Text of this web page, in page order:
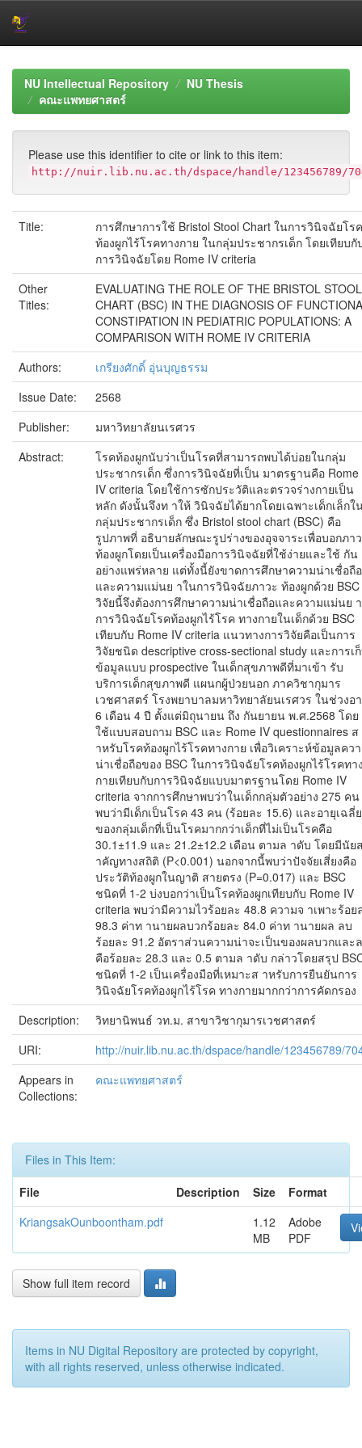
navigationNU Intellectual Repository
NU Thesis
คณะแพทยศาสตร์
Please use this identifier to cite or link to this item:
http://nuir.lib.nu.ac.th/dspace/handle/123456789/
Title:
การศึกษาการใช้ Bristol Stool Chart ในการวินิจฉัยโรค
ท้องผูกไร้โรคทางกาย ในกลุ่มประชากรเด็ก โดยเทียบกั
การวินิจฉัยโดย Rome IV criteria
Other
Titles:
EVALUATING THE ROLE OF THE BRISTOL STOOL
CHART (BSC) IN THE DIAGNOSIS OF
CONSTIPATION IN PEDIATRIC POPULATIONS: A
COMPARISON WITH ROME IV CRITERIA
Authors:
เกรียงศักดิ์ อุ่นบุญธรรม
Issue Date:
2568
Publisher:
มหาวิทยาลัยนเรศวร
Abstract:
โรคท้องผูกนับว่าเป็นโรคที่สามารถพบได้บ่อยในกลุ่ม
ประชากรเด็ก ซึ่งการวินิจฉัยที่เป็น มาตรฐานคือ Rome
IV criteria โดยใช้การซักประวัติและตรวจร่างกายเป็น
หลัก ดังนั้นจึงท าให้ วินิจฉัยได้ยากโดยเฉพาะเด็กเล็กใ
กลุ่มประชากรเด็ก ซึ่ง Bristol stool chart (BSC) คือ
รูปภาพที่ อธิบายลักษณะรูปร่างของอุจจาระเพื่อบอกภา
ท้องผูกโดยเป็นเครื่องมือการวินิจฉัยที่ใช้ง่ายและใช้ กัน
อย่างแพร่หลาย แต่ทั้งนี้ยังขาดการศึกษาความน่าเชื่อถือ
และความแม่นย าในการวินิจฉัยภาวะ ท้องผูกด้วย BSC
วิจัยนี้จึงต้องการศึกษาความน่าเชื่อถือและความแม่นย า
การวินิจฉัยโรคท้องผูกไร้โรค ทางกายในเด็กด้วย BSC
เทียบกับ Rome IV criteria แนวทางการวิจัยคือเป็นการ
วิจัยชนิด descriptive cross-sectional study และการเ
ข้อมูลแบบ prospective ในเด็กสุขภาพดีที่มาเข้า รับ
บริการเด็กสุขภาพดี แผนกผู้ป่วยนอก ภาควิชากุมาร
เวชศาสตร์ โรงพยาบาลมหาวิทยาลัยนเรศวร ในช่วงอ
6 เดือน 4 ปี ตั้งแต่มิถุนายน ถึง กันยายน พ.ศ.2568 โดย
ใช้แบบสอบถาม BSC และ Rome IV questionnaires ส
าหรับโรคท้องผูกไร้โรคทางกาย เพื่อวิเคราะห์ข้อมูลคว
น่าเชื่อถือของ BSC ในการวินิจฉัยโรคท้องผูกไร้โรคทา
กายเทียบกับการวินิจฉัยแบบมาตรฐานโดย Rome IV
criteria จากการศึกษาพบว่าในเด็กกลุ่มตัวอย่าง 275 คน
พบว่ามีเด็กเป็นโรค 43 คน (ร้อยละ 15.6) และอายุเฉลี่ย
ของกลุ่มเด็กที่เป็นโรคมากกว่าเด็กที่ไม่เป็นโรคคือ
30.1±11.9 และ 21.2±12.2 เดือน ตามล าดับ โดยมีนัย
าคัญทางสถิติ (P<0.001) นอกจากนี้พบว่าปัจจัยเสี่ยงคือ
ประวัติท้องผูกในญาติ สายตรง (P=0.017) และ BSC
ชนิดที่ 1-2 บ่งบอกว่าเป็นโรคท้องผูกเทียบกับ Rome IV
criteria พบว่ามีความไวร้อยละ 48.8 ความจ าเพาะร้อย
98.3 ค่าท านายผลบวกร้อยละ 84.0 ค่าท านายผล ลบ
ร้อยละ 91.2 อัตราส่วนความน่าจะเป็นของผลบวกและ
คือร้อยละ 28.3 และ 0.5 ตามล าดับ กล่าวโดยสรุป
ชนิดที่ 1-2 เป็นเครื่องมือที่เหมาะส าหรับการยืนยันการ
วินิจฉัยโรคท้องผูกไร้โรค ทางกายมากกว่าการคัดกรอง
Description:
วิทยานิพนธ์ วท.ม. สาขาวิชากุมารเวชศาสตร์
URI:
http://nuir.lib.nu.ac.th/dspace/handle/123456789/
Appears in
Collections:
คณะแพทยศาสตร์
Files in This Item:
File
Description Size
Format
KriangsakOunboontham.pdf
1.12
MB
Adobe
PDF
Show full item record
Items in NU Digital Repository are protected by copyright,
with all rights reserved, unless otherwise indicated.